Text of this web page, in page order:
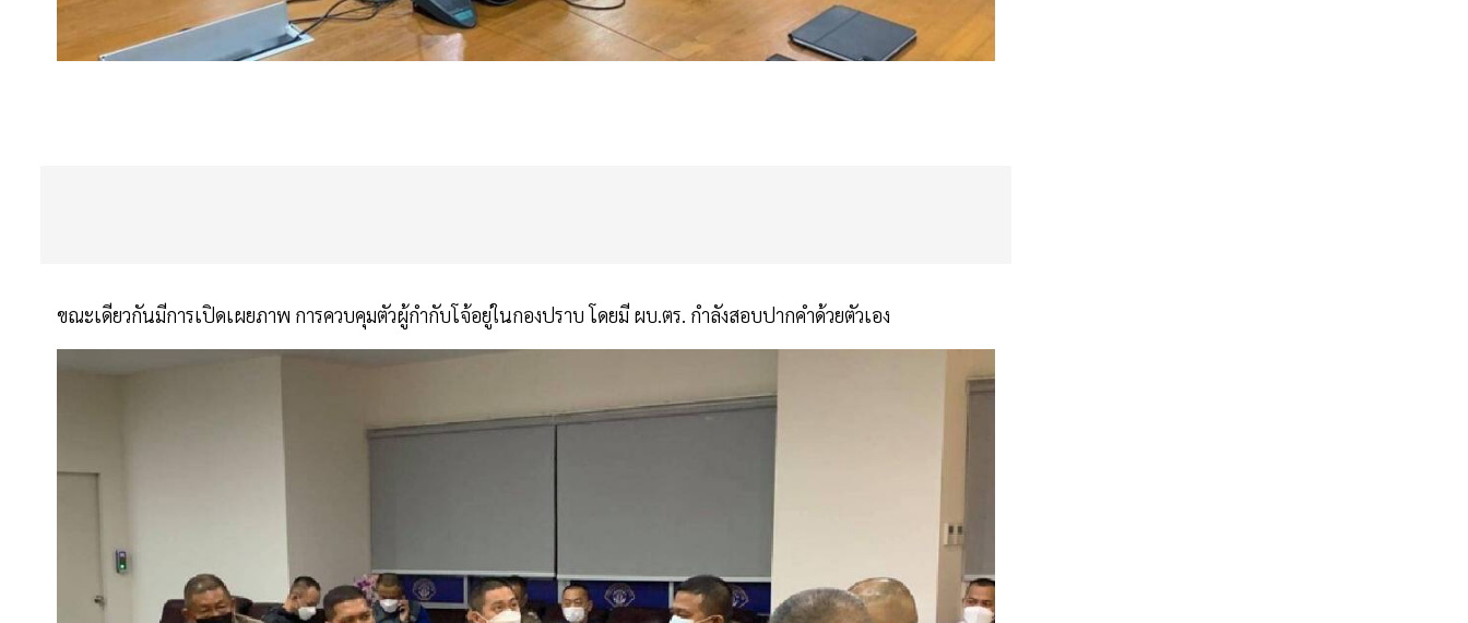
ขณะเดียวกันมีการเปิดเผยภาพ การควบคุมตัวผู้กำกับโจ้อยู่ในกองปราบ โดยมี ผบ.ตร. กำลังสอบปากคำด้วยตัวเอง